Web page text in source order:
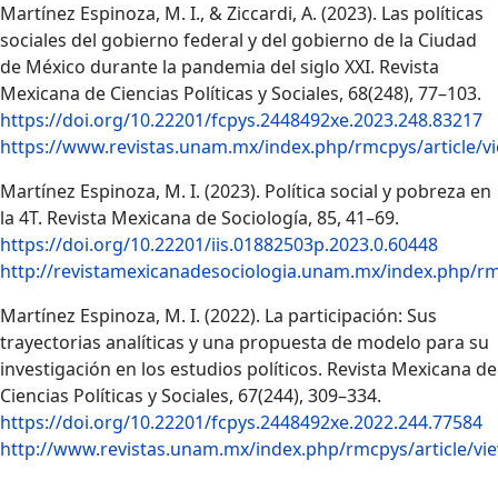
Martínez Espinoza, M. I., & Ziccardi, A. (2023). Las políticas
sociales del gobierno federal y del gobierno de la Ciudad
de México durante la pandemia del siglo XXI. Revista
Mexicana de Ciencias Políticas y Sociales, 68(248), 77–103.
https://doi.org/10.22201/fcpys.2448492xe.2023.248.83217
https://www.revistas.unam.mx/index.php/rmcpys/article/
Martínez Espinoza, M. I. (2023). Política social y pobreza en
la 4T. Revista Mexicana de Sociología, 85, 41–69.
https://doi.org/10.22201/iis.01882503p.2023.0.60448
http://revistamexicanadesociologia.unam.mx/index.php/
Martínez Espinoza, M. I. (2022). La participación: Sus
trayectorias analíticas y una propuesta de modelo para su
investigación en los estudios políticos. Revista Mexicana de
Ciencias Políticas y Sociales, 67(244), 309–334.
https://doi.org/10.22201/fcpys.2448492xe.2022.244.77584
http://www.revistas.unam.mx/index.php/rmcpys/article/